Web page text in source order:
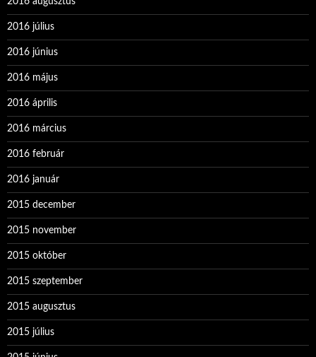
2016 július
2016 június
2016 május
2016 április
2016 március
2016 február
2016 január
2015 december
2015 november
2015 október
2015 szeptember
2015 augusztus
2015 július